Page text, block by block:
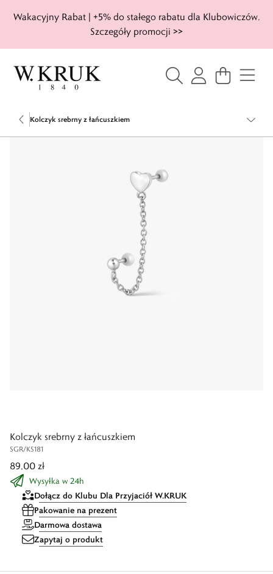
Wakacyjny Rabat | +5% do stałego rabatu dla Klubowiczów.
Szczegóły promocji >>
Kolczyk srebrny z łańcuszkiem
Kolczyk srebrny z łańcuszkiem
SGR/KS181
89,00 zł
Wysyłka w 24h
Dołącz do Klubu Dla Przyjaciół W.KRUK
Pakowanie na prezent
Darmowa dostawa
Zapytaj o produkt